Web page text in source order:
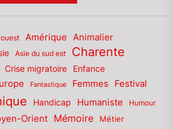
Amérique
Animalier
Asie du sud est Charente
Crise migratoire Enfance
Fantastique Femmes Festival
Handicap Humaniste Humour
Orient Mémoire Métier